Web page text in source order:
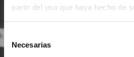
partir del uso que haya hecho de
de Necesarias